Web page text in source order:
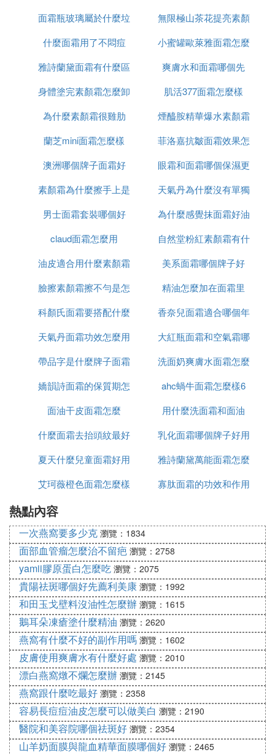
2、第2、3碼數字代表月份，01~12分別代表1~12
3、最後三碼和生產日期無關。例如610179表示2006
年10月生產。
嬌韻詩真假辨別
一、可以查詢產品批號是否存在
每一瓶嬌韻詩都有自己的批號，可以把瓶身上的批號
息，那就證明是正品。如果瓶身上的批號在官網中查
詢不到，那大概率就是買到假的了。
二、可以掃盒子上的防偽碼
掃嬌韻詩瓶身上的二維碼，查詢產品的詳細信息。如
果是正品嬌韻詩頁面會出現產地價格和生產日期。假
顯示該產品不存在。
三、可以通過產品的氣味鑒定
正品嬌韻詩的味道非常清爽，因為嬌韻詩都是從純植
詩會可以模仿這個味道，但最終味道會非常刺鼻，讓
人覺得很不舒服。
怎麼選
面霜瓶玻璃屬於什麼垃
圾
無限極山茶花提亮素顏
霜怎麼樣
什麼面霜用了不悶痘
小蜜罐歐萊雅面霜怎麼
用
雅詩蘭黛面霜有什麼區
別
爽膚水和面霜哪個先
身體塗完素顏霜怎麼卸
妝
肌活377面霜怎麼樣
為什麼素顏霜很雞肋
煙醯胺精華爆水素顏霜
怎麼用
蘭芝mini面霜怎麼樣
菲洛嘉抗皺面霜效果怎
麼樣
澳洲哪個牌子面霜好
眼霜和面霜哪個保濕更
好
素顏霜為什麼擦手上是
白渣
天氣丹為什麼沒有單獨
面霜
男士面霜套裝哪個好
為什麼感覺抹面霜好油
claud面霜怎麼用
自然堂粉紅素顏霜有什
麼功效
油皮適合用什麼素顏霜
和氣墊
美系面霜哪個牌子好
臉擦素顏霜擦不勻是怎
麼回事啊
精油怎麼加在面霜里
科顏氏面霜要搭配什麼
用
香奈兒面霜適合哪個年
齡段
天氣丹面霜功效怎麼用
大紅瓶面霜和空氣霜哪
個好
帶品字是什麼牌子面霜
洗面奶爽膚水面霜怎麼
用法
嬌韻詩面霜的保質期怎
麼看
ahc蝸牛面霜怎麼樣6
面油干皮面霜怎麼
用什麼洗面霜和面油
什麼面霜去抬頭紋最好
乳化面霜哪個牌子好用
夏天什麼兒童面霜好用
雅詩蘭黛萬能面霜怎麼
是白色的
艾珂薇橙色面霜怎麼樣
寡肽面霜的功效和作用
熱點內容
一次燕窩要多少克 瀏覽：1834
面部血管瘤怎麼治不留疤 瀏覽：2758
yamii膠原蛋白怎麼吃 瀏覽：2075
貴陽祛斑哪個好先薦利美康 瀏覽：1992
和田玉戈壁料沒油性怎麼辦 瀏覽：1615
鵝耳朵凍瘡塗什麼精油 瀏覽：2620
燕窩有什麼不好的副作用嗎 瀏覽：1602
皮膚使用爽膚水有什麼好處 瀏覽：2010
漂白燕窩燉不爛怎麼辦 瀏覽：2145
燕窩跟什麼吃最好 瀏覽：2358
容易長痘痘油皮怎麼可以做美白 瀏覽：2190
醫院和美容院哪個祛斑好 瀏覽：2354
山羊奶面膜與龍血精華面膜哪個好 瀏覽：2465